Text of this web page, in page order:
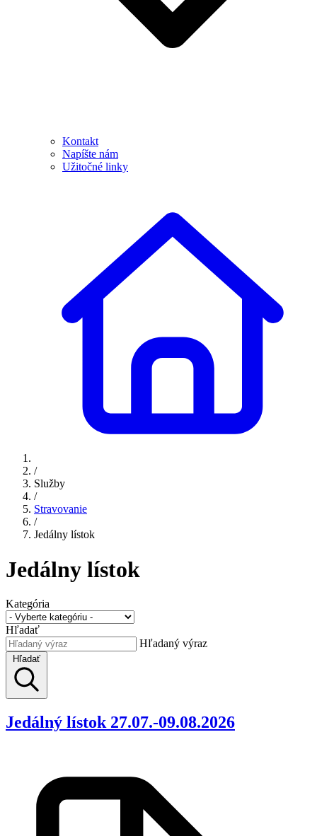
Kontakt
Napíšte nám
Užitočné linky
/
Služby
/
Stravovanie
/
Jedálny lístok
Jedálny lístok
Kategória
Hľadať
Hľadaný výraz
Hľadať
Jedálný lístok 27.07.-09.08.2026